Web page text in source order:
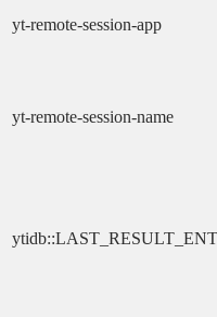
yt-remote-session-app
yt-remote-session-name